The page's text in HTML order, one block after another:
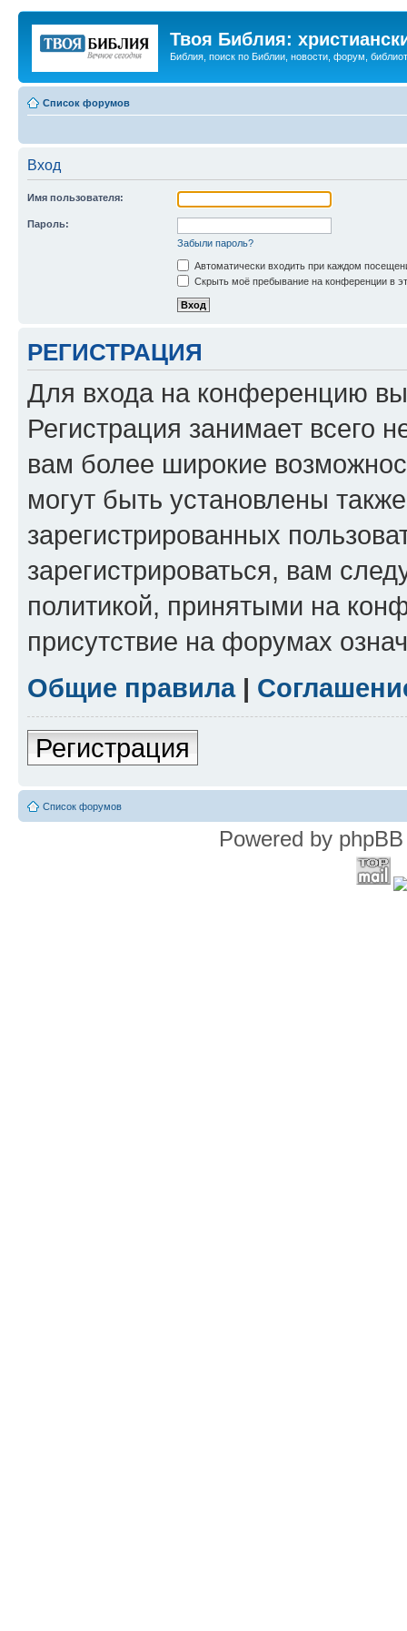
Твоя Библия:
Библия, поиск по Библии, новости, форум,
Список форумов
Вход
Имя пользователя:
Пароль:
Забыли пароль?
Автоматически входить при каждом
Скрыть моё пребывание на конференции в
РЕГИСТРАЦИЯ
Для входа на конференцию
Регистрация занимает всего
вам более широкие
могут быть установлены
зарегистрированных
зарегистрироваться, вам
политикой, принятыми на
присутствие на форумах
Общие правила|
Регистрация
Список форумов
Powered by